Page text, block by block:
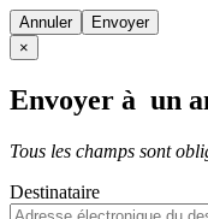
Annuler
×
Envoyer à un
Tous les champs sont
Destinataire